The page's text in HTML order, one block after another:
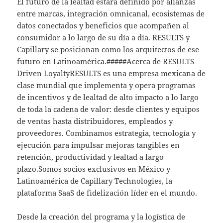
entre marcas, integración omnicanal, ecosistemas de
datos conectados y beneficios que acompañen al
consumidor a lo largo de su día a día. RESULTS y
Capillary se posicionan como los arquitectos de ese
futuro en Latinoamérica.#####Acerca de RESULTS
Driven LoyaltyRESULTS es una empresa mexicana de
clase mundial que implementa y opera programas
de incentivos y de lealtad de alto impacto a lo largo
de toda la cadena de valor: desde clientes y equipos
de ventas hasta distribuidores, empleados y
proveedores. Combinamos estrategia, tecnología y
ejecución para impulsar mejoras tangibles en
retención, productividad y lealtad a largo
plazo.Somos socios exclusivos en México y
Latinoamérica de Capillary Technologies, la
plataforma SaaS de fidelización líder en el mundo.
Desde la creación del programa y la logística de